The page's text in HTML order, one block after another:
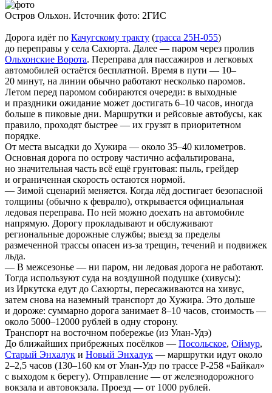
Остров Ольхон. Источник фото: 2ГИС
Дорога идёт по Качугскому тракту (трасса 25Н-055)
до переправы у села Сахюрта. Далее — паром через пролив
Ольхонские Ворота. Переправа для пассажиров и легковых
автомобилей остаётся бесплатной. Время в пути — 10–
20 минут, на линии обычно работают несколько паромов.
Летом перед паромом собираются очереди: в выходные
и праздники ожидание может достигать 6–10 часов, иногда
больше в пиковые дни. Маршрутки и рейсовые автобусы, как
правило, проходят быстрее — их грузят в приоритетном
порядке.
От места высадки до Хужира — около 35–40 километров.
Основная дорога по острову частично асфальтирована,
но значительная часть всё ещё грунтовая: пыль, грейдер
и ограниченная скорость остаются нормой.
— Зимой сценарий меняется. Когда лёд достигает безопасной
толщины (обычно к февралю), открывается официальная
ледовая переправа. По ней можно доехать на автомобиле
напрямую. Дорогу прокладывают и обслуживают
региональные дорожные службы; выезд за пределы
размеченной трассы опасен из-за трещин, течений и подвижек
льда.
— В межсезонье — ни паром, ни ледовая дорога не работают.
Тогда используют суда на воздушной подушке (хивусы):
из Иркутска едут до Сахюрты, пересаживаются на хивус,
затем снова на наземный транспорт до Хужира. Это дольше
и дороже: суммарно дорога занимает 8–10 часов, стоимость —
около 5000–12000 рублей в одну сторону.
Транспорт на восточном побережье (из Улан-Удэ)
До ближайших прибрежных посёлков — Посольское, Оймур,
Старый Энхалук и Новый Энхалук — маршрутки идут около
2–2,5 часов (130–160 км от Улан-Удэ по трассе Р-258 «Байкал»
с выходом к берегу). Отправление — от железнодорожного
вокзала и автовокзала. Проезд — от 1000 рублей.